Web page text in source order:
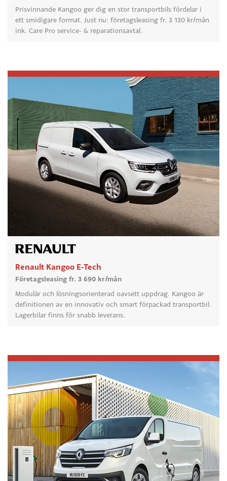
Prisvinnande Kangoo ger dig en stor transportbils fördelar i
ett smidigare format. Just nu: företagsleasing fr. 3 130 kr/mån
ink. Care Pro service- & reparationsavtal.
Renault Kangoo E-Tech
Företagsleasing fr. 3 690 kr/mån
Modulär och lösningsorienterad oavsett uppdrag. Kangoo är
definitionen av en innovativ och smart förpackad transportbil.
Lagerbilar finns för snabb leverans.